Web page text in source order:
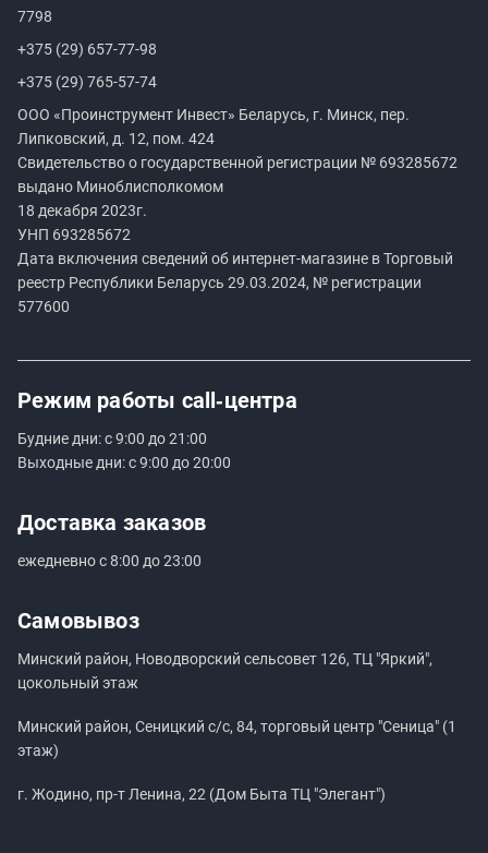
7798
+375 (29) 657-77-98
+375 (29) 765-57-74
ООО «Проинструмент Инвест» Беларусь, г. Минск, пер.
Липковский, д. 12, пом. 424
Свидетельство о государственной регистрации № 693285672
выдано Миноблисполкомом
18 декабря 2023г.
УНП 693285672
Дата включения сведений об интернет-магазине в Торговый
реестр Республики Беларусь 29.03.2024, № регистрации
577600
Режим работы call‑центра
Будние дни: с 9:00 до 21:00
Выходные дни: с 9:00 до 20:00
Доставка заказов
ежедневно с 8:00 до 23:00
Самовывоз
Минский район, Новодворский сельсовет 126, ТЦ "Яркий",
цокольный этаж
Минский район, Сеницкий с/с, 84, торговый центр "Сеница" (1
этаж)
г. Жодино, пр-т Ленина, 22 (Дом Быта ТЦ "Элегант")